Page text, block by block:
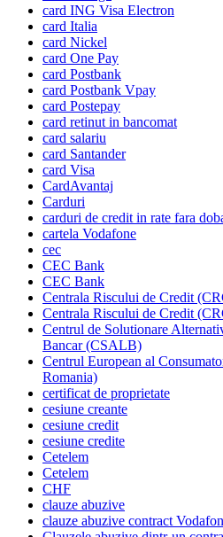
card ING Visa Electron
card Italia
card Nickel
card One Pay
card Postbank
card Postbank Vpay
card Postepay
card retinut in bancomat
card salariu
card Santander
card Visa
CardAvantaj
Carduri
carduri de credit in rate fara
cartela Vodafone
cec
CEC Bank
CEC Bank
Centrala Riscului de Credit
Centrala Riscului de Credit
Centrul de Solutionare
Bancar (CSALB)
Centrul European al
Romania)
certificat de proprietate
cesiune creante
cesiune credit
cesiune credite
Cetelem
Cetelem
CHF
clauze abuzive
clauze abuzive contract